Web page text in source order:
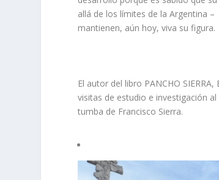
allá de los límites de la Argentina
mantienen, aún hoy, viva su figura.
El autor del libro PANCHO
visitas de estudio e investigación
tumba de Francisco Sierra.